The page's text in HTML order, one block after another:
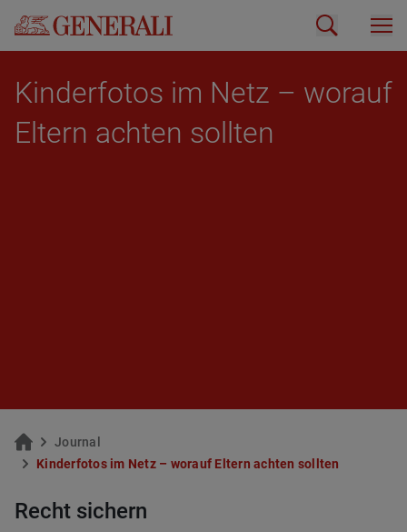
Kin­der­fo­tos im Netz – wor­auf
El­tern ach­ten soll­ten
Jour­nal
Kin­der­fo­tos im Netz – wor­auf El­tern ach­ten soll­ten
Recht sichern